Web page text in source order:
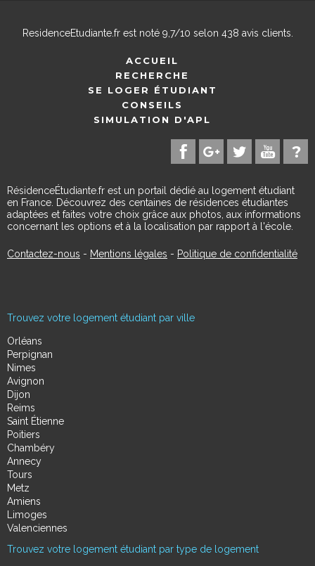
ResidenceEtudiante.frest noté 9,7/10 selon 438 avis clients.
ACCUEIL
RECHERCHE
SE LOGER ÉTUDIANT
CONSEILS
SIMULATION D'APL
RésidenceÉtudiante.fr est un portail dédié au logement étudiant
en France. Découvrez des centaines de résidences étudiantes
adaptées et faites votre choix grâce aux photos, aux informations
concernant les options et à la localisation par rapport à l'école.
Contactez-nous - Mentions légales - Politique de confidentialité
Trouvez votre logement étudiant par ville
Orléans
Perpignan
Nimes
Avignon
Dijon
Reims
Saint Étienne
Poitiers
Chambéry
Annecy
Tours
Metz
Amiens
Limoges
Valenciennes
Trouvez votre logement étudiant par type de logement